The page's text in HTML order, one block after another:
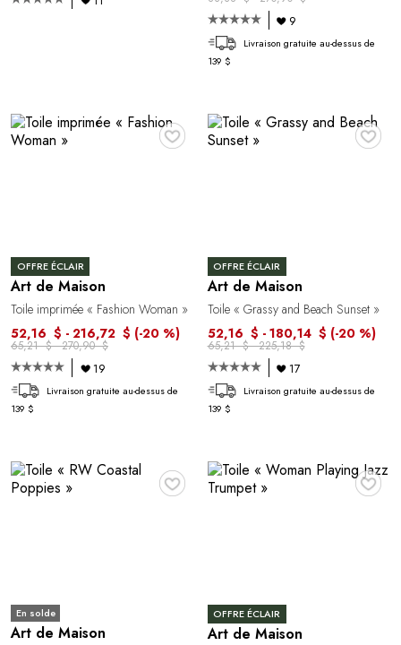
9
Livraison gratuite au-dessus de
139 $
♥
OFFRE ÉCLAIR
Art de Maison
Toile imprimée « Fashion Woman »
52,16 $ - 216,72 $ (-20 %)
65,21 $ - 270,90 $
19
Livraison gratuite au-dessus de
139 $
♥
OFFRE ÉCLAIR
Art de Maison
Toile « Grassy and Beach Sunset »
52,16 $ - 180,14 $ (-20 %)
65,21 $ - 225,18 $
17
Livraison gratuite au-dessus de
139 $
♥
En solde
Art de Maison
♥
OFFRE ÉCLAIR
Art de Maison